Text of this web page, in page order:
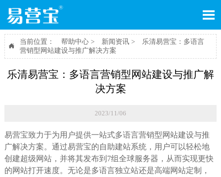


当前位置： 帮助中心> 新闻资讯>
乐清易营宝：多语言
营销型网站建设与推广解决方案
乐清易营宝：多语言营销型网站建设与推广解
决方案
2023/11/06
易营宝致力于为用户提供一站式多语言营销型网站建设与推
广解决方案。通过易营宝的自助建站系统，用户可以轻松地
创建超级网站，并将其发布到7组全球服务器，从而实现更快
的网站打开速度。无论是多语言独立站还是高端网站定制，